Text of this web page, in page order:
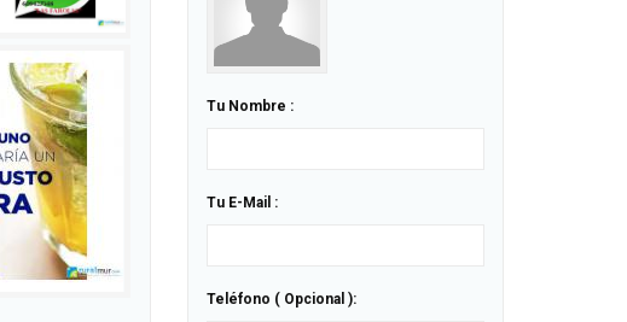
Tu Nombre :
Tu E-Mail :
Teléfono ( Opcional ):